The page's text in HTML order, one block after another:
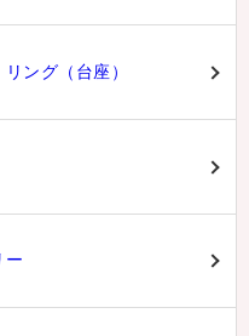
ング（台座）
ー